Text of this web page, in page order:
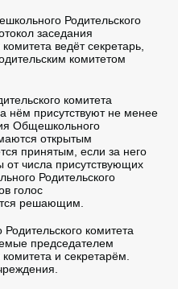
Родительского
заседания
ведёт секретарь,
комитетом
комитета
нём присутствуют не менее
Общешкольного
открытым
принятым, если за него
от числа присутствующих
Родительского
голос
решающим.
комитета
председателем
и секретарём.